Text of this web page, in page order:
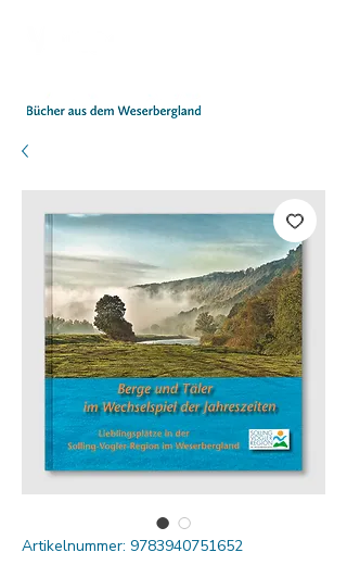
Artikelnummer: 9783940751652